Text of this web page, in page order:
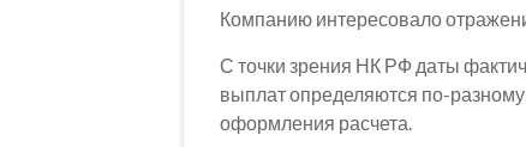
Компанию интересовало
С точки зрения НК РФ даты
выплат определяются по-
оформления расчета.